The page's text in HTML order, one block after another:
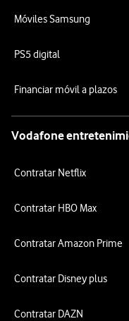
Móviles Samsung
PS5 digital
Financiar móvil a plazos
Vodafone
Contratar Netflix
Contratar HBO Max
Contratar Amazon Prime
Contratar Disney plus
Contratar DAZN